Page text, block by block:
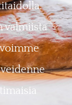
valmiista